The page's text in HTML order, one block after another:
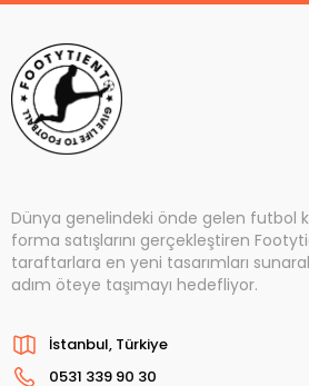
Dünya genelindeki önde gelen futbol
forma satışlarını gerçekleştiren
taraftarlara en yeni tasarımları
adım öteye taşımayı hedefliyor.
İstanbul, Türkiye
0531 339 90 30